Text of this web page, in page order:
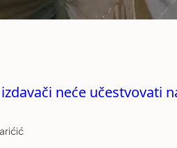
neće učestvovati